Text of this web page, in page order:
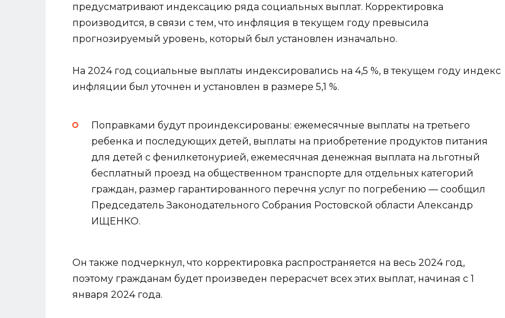
предусматривают индексацию ряда социальных выплат. Корректировка
производится, в связи с тем, что инфляция в текущем году превысила
прогнозируемый уровень, который был установлен изначально.
На 2024 год социальные выплаты индексировались на 4,5 %, в текущем году индекс
инфляции был уточнен и установлен в размере 5,1 %.
Поправками будут проиндексированы: ежемесячные выплаты на третьего
ребенка и последующих детей, выплаты на приобретение продуктов питания
для детей с фенилкетонурией, ежемесячная денежная выплата на льготный
бесплатный проезд на общественном транспорте для отдельных категорий
граждан, размер гарантированного перечня услуг по погребению — сообщил
Председатель Законодательного Собрания Ростовской области Александр
ИЩЕНКО.
Он также подчеркнул, что корректировка распространяется на весь 2024 год,
поэтому гражданам будет произведен перерасчет всех этих выплат, начиная с 1
января 2024 года.